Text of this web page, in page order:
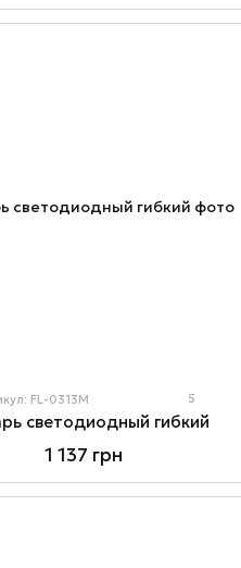
FL-0313M 5
светодиодный гибкий
1 137 грн